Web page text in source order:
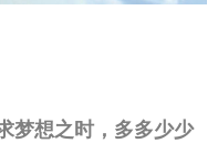
梦想之时，多多少少